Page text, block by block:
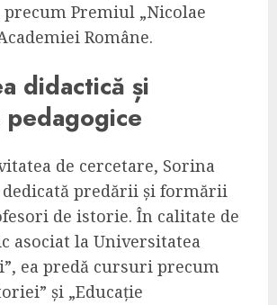
Premiul „Nicolae
Române.
didactică și
de cercetare, Sorina
dedicată predării și formării
de istorie. În calitate de
asociat la Universitatea
ea predă cursuri precum
și „Educație